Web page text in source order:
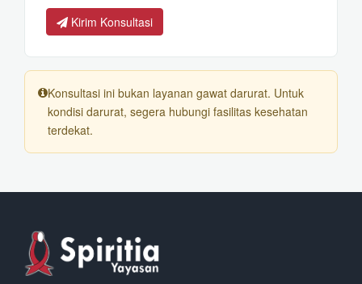
Kirim Konsultasi
Konsultasi ini bukan layanan gawat darurat. Untuk
kondisi darurat, segera hubungi fasilitas kesehatan
terdekat.